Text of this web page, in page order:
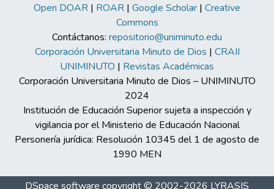
Open DOAR | ROAR | Google Scholar | Creative
Commons
Contáctanos: repositorio@uniminuto.edu
Corporación Universitaria Minuto de Dios | CRAII
UNIMINUTO | Revistas Académicas
Corporación Universitaria Minuto de Dios – UNIMINUTO
2024
Institución de Educación Superior sujeta a inspección y
vigilancia por el Ministerio de Educación Nacional
Personería jurídica: Resolución 10345 del 1 de agosto de
1990 MEN
DSpace software copyright © 2002-2026 LYRASIS